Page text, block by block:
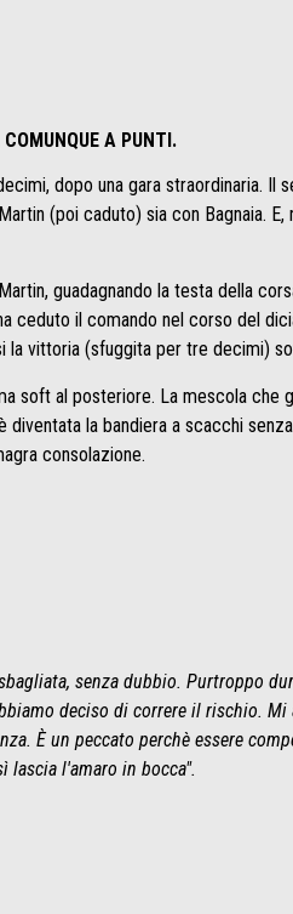
A PUNTI.
dopo una gara straordinaria. Il
(poi caduto) sia con Bagnaia.
guadagnando la testa della
ceduto il comando nel corso del
vittoria (sfuggita per tre decimi)
soft al posteriore. La mescola che
la bandiera a scacchi
consolazione.
senza dubbio. Purtroppo
deciso di correre il rischio.
È un peccato perchè essere
lascia l'amaro in bocca".